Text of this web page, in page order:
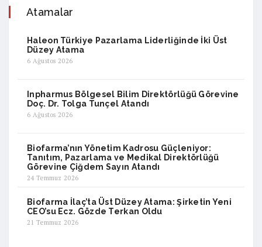
Atamalar
Haleon Türkiye Pazarlama Liderliğinde İki Üst
Düzey Atama
6 Ağustos 2026
Inpharmus Bölgesel Bilim Direktörlüğü Görevine
Doç. Dr. Tolga Tunçel Atandı
6 Ağustos 2026
Biofarma’nın Yönetim Kadrosu Güçleniyor:
Tanıtım, Pazarlama ve Medikal Direktörlüğü
Görevine Çiğdem Sayın Atandı
24 Temmuz 2026
Biofarma İlaç’ta Üst Düzey Atama: Şirketin Yeni
CEO’su Ecz. Gözde Terkan Oldu
21 Temmuz 2026